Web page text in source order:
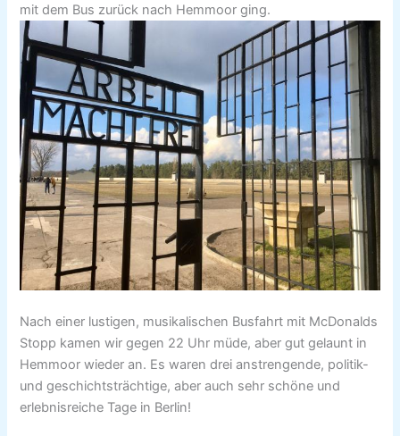
mit dem Bus zurück nach Hemmoor ging.
Nach einer lustigen, musikalischen Busfahrt mit McDonalds
Stopp kamen wir gegen 22 Uhr müde, aber gut gelaunt in
Hemmoor wieder an. Es waren drei anstrengende, politik-
und geschichtsträchtige, aber auch sehr schöne und
erlebnisreiche Tage in Berlin!